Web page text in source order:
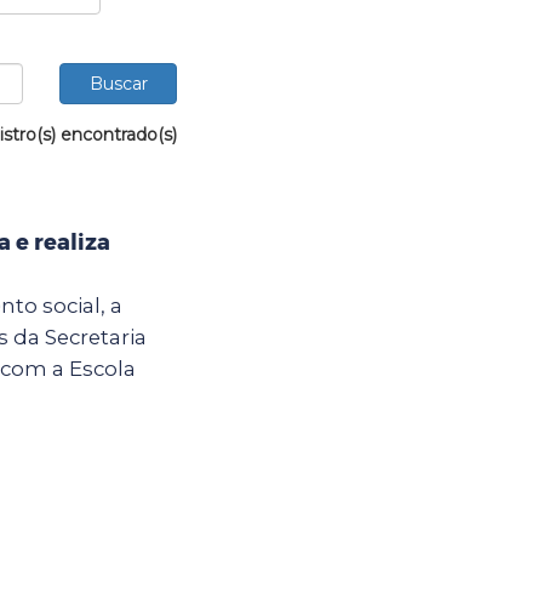
encontrado(s)
e realiza
social, a
da Secretaria
a Escola